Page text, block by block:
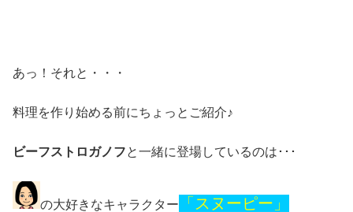
あっ！それと・・・
料理を作り始める前にちょっとご紹介♪
ビーフストロガノフと一緒に登場しているのは･･･
の大好きなキャラクター 「スヌーピー」